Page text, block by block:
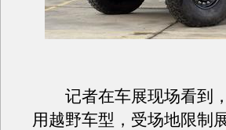
记者在车展现场看到，
用越野车型，受场地限制